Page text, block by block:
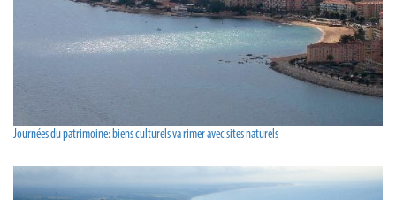
Journées du patrimoine: biens culturels va rimer avec sites naturels